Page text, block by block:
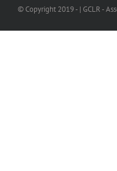
© Copyright 2019 - | GCLR -